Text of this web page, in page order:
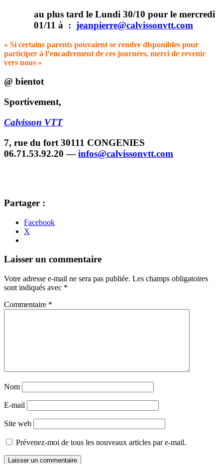
au plus tard le Lundi 30/10 pour le mercredi
01/11 à : jeanpierre@calvissonvtt.com
« Si certains parents pouvaient se rendre disponibles pour
participer à l’encadrement de ces journées, merci de revenir
vers nous »
@ bientot
Sportivement,
Calvisson VTT
7, rue du fort 30111 CONGENIES
06.71.53.92.20 —infos@calvissonvtt.com
Partager :
Facebook
X
Navigation
articles
←
→
Laisser un commentaire
Votre adresse e-mail ne sera pas publiée. Les champs obligatoires
sont indiqués avec *
Commentaire *
Nom
E-mail
Site web
Prévenez-moi de tous les nouveaux articles par e-mail.